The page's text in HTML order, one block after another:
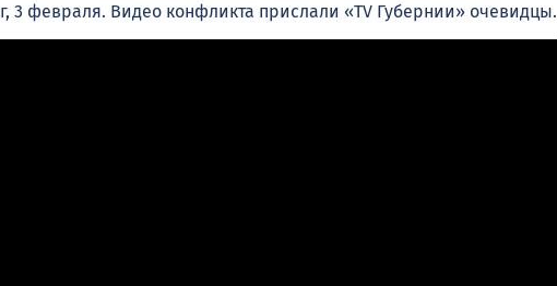
3 февраля. Видео конфликта прислали «TV Губернии» очевидцы.